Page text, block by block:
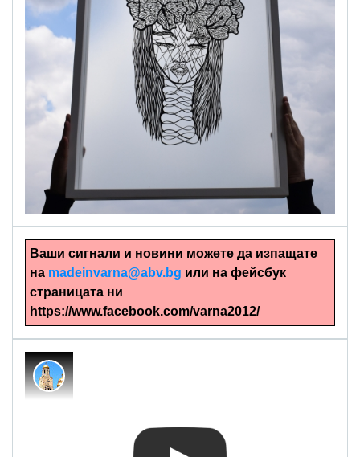
Ръчно изрязани картини
Ваши сигнали и новини можете да изпащате
на madeinvarna@abv.bg или на фейсбук
страницата ни
https://www.facebook.com/varna2012/